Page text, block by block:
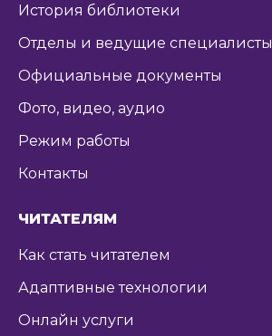
История библиотеки
Отделы и ведущие специалисты
Официальные документы
Фото, видео, аудио
Режим работы
Контакты
ЧИТАТЕЛЯМ
Как стать читателем
Адаптивные технологии
Онлайн услуги